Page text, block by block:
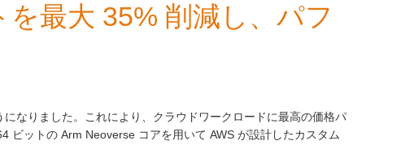
最大 35% 削減し、パフ
なりました。これにより、クラウドワークロードに最高の価格パ
ビットの Arm Neoverse コアを用いて AWS が設計したカスタム